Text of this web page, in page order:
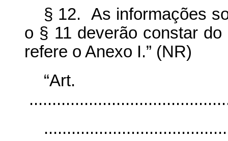
§ 12. As informações
o § 11 deverão constar
refere o Anexo I.” (NR)